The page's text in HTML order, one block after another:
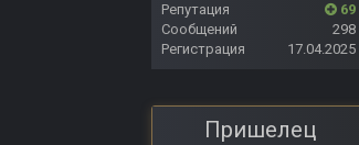
Репутация
69
Сообщений
298
Регистрация
17.04.2025
Пришелец